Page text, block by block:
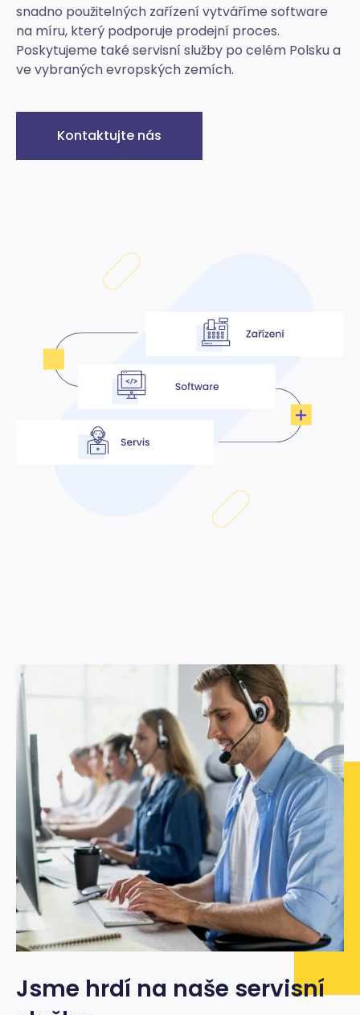
snadno použitelných zařízení vytváříme software
na míru, který podporuje prodejní proces.
Poskytujeme také servisní služby po celém Polsku a
ve vybraných evropských zemích.
Kontaktujte nás
Jsme hrdí na naše servisní